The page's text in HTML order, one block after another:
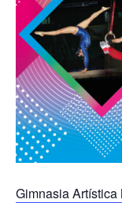
Gimnasia